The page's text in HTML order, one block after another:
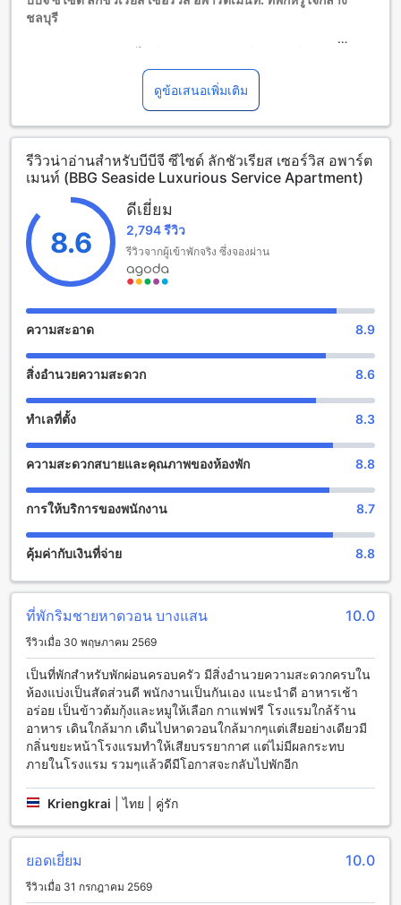
ชลบุรี
โรงแรมระดับห้าดาวที่ตั้งอยู่ห่างจากใจกลางเมืองชลบุรีเพียง 13.8
กิโลเมตร ซึ่งเป็นทำเลที่สะดวกสบายสำหรับการเดินทางไปยัง
สถานที่ท่องเที่ยวและแหล่งช็อปปิ้งต่าง ๆ โรงแรมแห่งนี้เปิดให้
บริการตั้งแต่ปี ค.ศ. 2014 พร้อมสิ่งอำนวยความสะดวกครบครัน
และการตกแต่งที่หรูหรา เพื่อให้คุณได้รับประสบการณ์การพักผ่อน
ที่ไม่เหมือนใคร
ด้วยจำนวนห้องพักเพียง 25 ห้อง บีบีจี ซีไซด์ ลักชัวเรียส เซอร์วิส
อพาร์ตเมนท์ มอบความเป็นส่วนตัวและความสะดวกสบายสูงสุด
สำหรับแขกผู้เข้าพัก เช็คอินได้ตั้งแต่เวลา 14:00 น. และเช็คเอาท์
ได้จนถึง 12:00 น. ซึ่งเหมาะสำหรับผู้ที่ต้องการความยืดหยุ่นใน
เรื่องเวลาเดินทาง สำหรับครอบครัวที่มีเด็กเล็ก โรงแรมแห่งนี้ยัง
อนุญาตให้เด็กอายุระหว่าง 1 ถึง 10 ปี เข้าพักฟรี ทำให้เป็นตัวเลือก
ที่ยอดเยี่ยมสำหรับการพักผ่อนในครอบครัว
บีบีจี ซีไซด์ ลักชัวเรียส เซอร์วิส อพาร์ตเมนท์ มีสิ่งอำนวยความ
คุณสามารถสัมผัสบรรยากาศที่ดีใจและเพลิดเพลินไปกับบาร์ที่มี
สวนสวยๆ ที่สร้างขึ้นเพื่อให้ผู้เข้าพักได้รับประสบการณ์ที่เป็น
ธรรมชาติอย่างแท้จริง
สิ่งอำนวยความสะดวกสำหรับกีฬาและกิจกรรมที่ บีบีจี ซีไซด์ ลัก
บีบีจี ซีไซด์ ลักชัวเรียส เซอร์วิส อพาร์ตเมนท์ มีสิ่งอำนวยความ
ที่นี่มีฟิตเนสเซ็นเตอร์ที่ทันสมัยให้บริการตลอด 24 ชั่วโมง ท่าน
สามารถออกกำลังกายและฝึกซ้อมได้ตลอดเวลาที่ท่านต้องการ
นอกจากนี้ยังมีสถานที่ตกปลาให้บริการฟรี ท่านสามารถสนุกกับ
กิจกรรมตกปลาและตื่นเต้นกับการจับปลาได้ในแหล่งตกปลาที่
สวยงาม
สิ่งอำนวยความสะดวกที่ บีบีจี ซีไซด์ ลักชัวเรียส เซอร์วิส อพาร์ตเม
นท์
บีบีจี ซีไซด์ ลักชัวเรียส เซอร์วิส อพาร์ตเมนท์ มีสิ่งอำนวยความ
สะดวกหลากหลายให้บริการเพื่อให้คุณมีประสบการณ์การเข้าพักที่
สะดวกสบายและประทับใจได้อย่างเต็มที่ ที่พักมีบริการห้องพักแบ
บรูมเซอร์วิส สามารถสั่งอาหารและเครื่องดื่มมาที่ห้องพักได้ตลอด
24 ชั่วโมง เพื่อให้คุณสามารถสัมผัสประสบการณ์การพักผ่อนแบบ
พิเศษ สำหรับการเก็บรักษาของความปลอดภัย ที่พักมีตู้นิรภัยให้
บริการ ที่พักยังมีการให้บริการ Wi-Fi ในพื้นที่สาธารณะ เพื่อให้คุณ
สามารถเชื่อมต่ออินเทอร์เน็ตได้อย่างสะดวกสบาย นอกจากนี้ยังมี
พื้นที่สำหรับสูบบุหรี่ที่กำหนดไว้เฉพาะในที่พัก สำหรับการบริการ
ดูข้อเสนอเพิ่มเติม
รีวิวน่าอ่านสำหรับบีบีจี ซีไซด์ ลักชัวเรียส เซอร์วิส อพาร์ต
เมนท์ (BBG Seaside Luxurious Service Apartment)
8.6
ดีเยี่ยม
2,794 รีวิว
รีวิวจากผู้เข้าพักจริง ซึ่งจองผ่าน
ความสะอาด 8.9
สิ่งอำนวยความสะดวก 8.6
ทำเลที่ตั้ง 8.3
ความสะดวกสบายและคุณภาพของห้องพัก 8.8
การให้บริการของพนักงาน 8.7
คุ้มค่ากับเงินที่จ่าย 8.8
ที่พักริมชายหาดวอน บางแสน 10.0
รีวิวเมื่อ 30 พฤษภาคม 2569
เป็นที่พักสำหรับพักผ่อนครอบครัว มีสิ่งอำนวยความสะดวกครบใน
ห้องแบ่งเป็นสัดส่วนดี พนักงานเป็นกันเอง แนะนำดี อาหารเช้า
อร่อย เป็นข้าวต้มกุ้งและหมูให้เลือก กาแฟฟรี โรงแรมใกล้ร้าน
อาหาร เดินใกล้มาก เดืนไปหาดวอนใกล้มากๆแต่เสียอย่างเดียวมี
กลิ่นขยะหน้าโรงแรมทำให้เสียบรรยากาศ แต่ไม่มีผลกระทบ
ภายในโรงแรม รวมๆแล้วดีมีโอกาสจะกลับไปพักอีก
Kriengkrai |ไทย | คู่รัก
ยอดเยี่ยม 10.0
รีวิวเมื่อ 31 กรกฎาคม 2569